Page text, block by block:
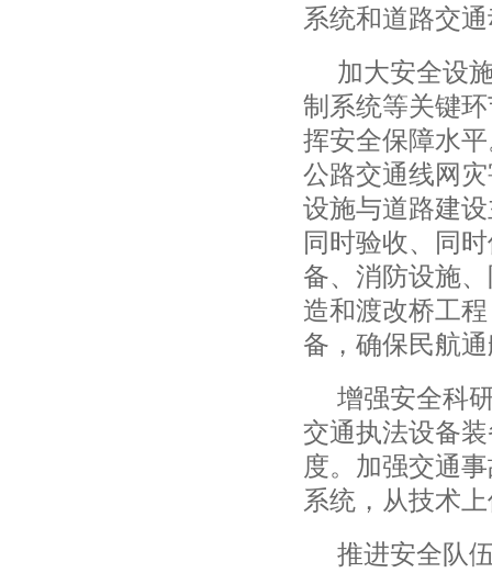
系统和道路交
加大安全设
制系统等关键
挥安全保障水
公路交通线网
设施与道路建
同时验收、同
备、消防设施
造和渡改桥工
备，确保民航
增强安全科
交通执法设备
度。加强交通
系统，从技术
推进安全队